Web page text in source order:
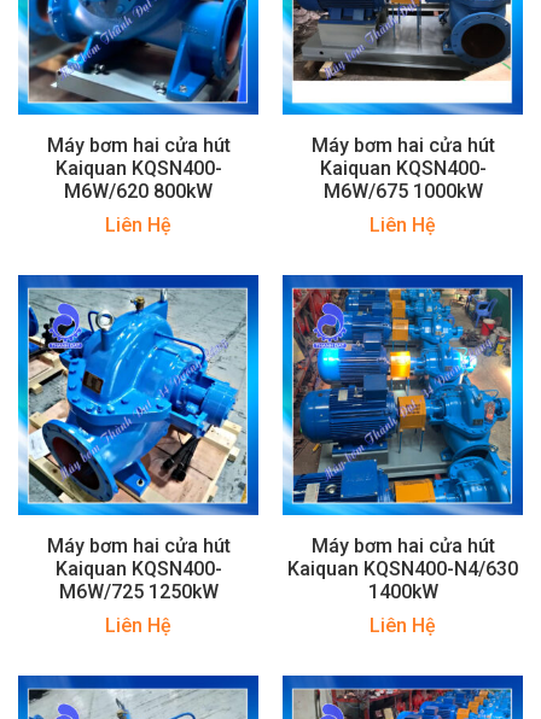
Máy bơm hai cửa hút
Kaiquan KQSN400-
M6W/620 800kW
Liên Hệ
Máy bơm hai cửa hút
Kaiquan KQSN400-
M6W/675 1000kW
Liên Hệ
Máy bơm hai cửa hút
Kaiquan KQSN400-
M6W/725 1250kW
Liên Hệ
Máy bơm hai cửa hút
Kaiquan KQSN400-N4/630
1400kW
Liên Hệ